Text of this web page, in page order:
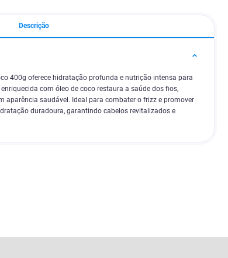
Descrição
400g oferece hidratação profunda e nutrição intensa para
com óleo de coco restaura a saúde dos fios,
aparência saudável. Ideal para combater o frizz e promover
duradoura, garantindo cabelos revitalizados e